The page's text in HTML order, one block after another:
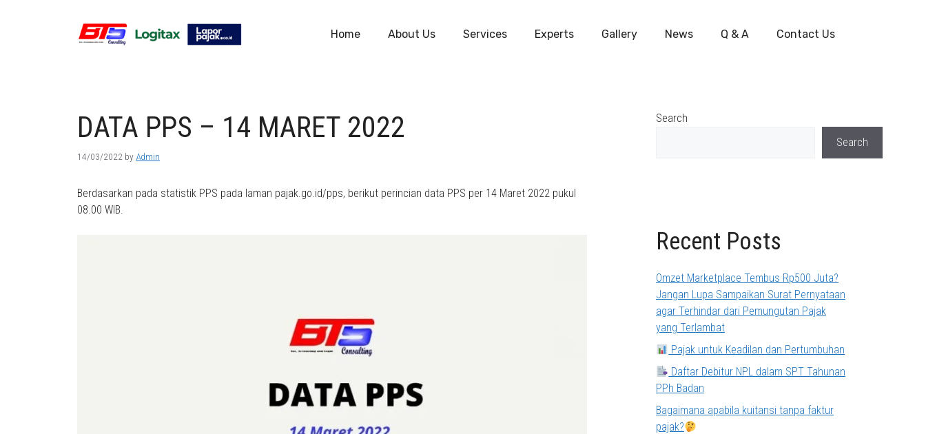
Home About Us Services Experts Gallery News Q & A Contact Us
DATA PPS – 14 MARET 2022
14/03/2022 by Admin
Berdasarkan pada statistik PPS pada laman pajak.go.id/pps, berikut perincian data PPS per 14 Maret 2022 pukul
08.00 WIB.
Search
Search
Recent Posts
Omzet Marketplace Tembus Rp500 Juta?
Jangan Lupa Sampaikan Surat Pernyataan
agar Terhindar dari Pemungutan Pajak
yang Terlambat
Pajak untuk Keadilan dan Pertumbuhan
Daftar Debitur NPL dalam SPT Tahunan
PPh Badan
Bagaimana apabila kuitansi tanpa faktur
pajak?